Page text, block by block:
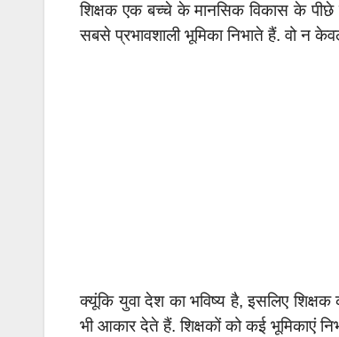
शिक्षक एक बच्चे के मानसिक विकास के पीछे
सबसे प्रभावशाली भूमिका निभाते हैं. वो न
क्यूंकि युवा देश का भविष्य है, इसलिए
भी आकार देते हैं. शिक्षकों को कई भूमिकाएं